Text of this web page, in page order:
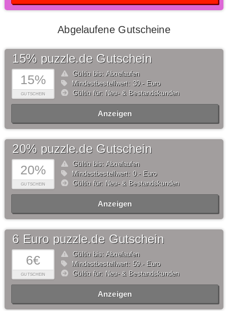
Abgelaufene Gutscheine
15%
GUTSCHEIN
15% puzzle.de Gutschein
Gültig bis: Abgelaufen
Mindestbestellwert: 30,- Euro
Gültig für: Neu- & Bestandskunden
Anzeigen
20%
GUTSCHEIN
20% puzzle.de Gutschein
Gültig bis: Abgelaufen
Mindestbestellwert: 0,- Euro
Gültig für: Neu- & Bestandskunden
Anzeigen
6€
GUTSCHEIN
6 Euro puzzle.de Gutschein
Gültig bis: Abgelaufen
Mindestbestellwert: 59,- Euro
Gültig für: Neu- & Bestandskunden
Anzeigen